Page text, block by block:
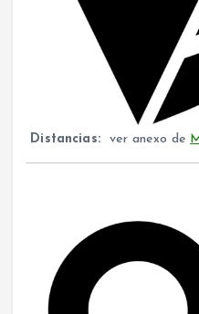
Distancias:ver anexo de